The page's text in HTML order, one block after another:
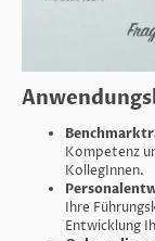
Kompetenz
KollegInnen.
Ihre
Entwicklung